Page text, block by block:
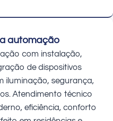
automação
com instalação,
de dispositivos
iluminação, segurança,
Atendimento técnico
eficiência, conforto